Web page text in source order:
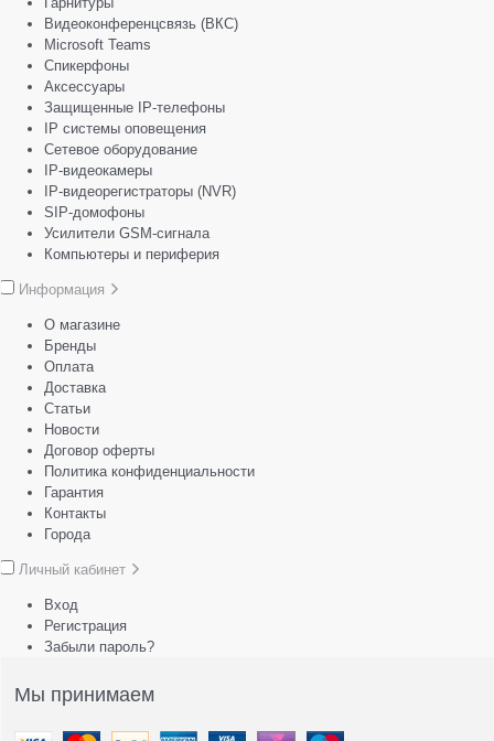
Видеоконференцсвязь (ВКС)
Microsoft Teams
Спикерфоны
Аксессуары
Защищенные IP-телефоны
IP системы оповещения
Сетевое оборудование
IP-видеокамеры
IP-видеорегистраторы (NVR)
SIP-домофоны
Усилители GSM-сигнала
Компьютеры и периферия
Информация
О магазине
Бренды
Оплата
Доставка
Статьи
Новости
Договор оферты
Политика конфиденциальности
Гарантия
Контакты
Города
Личный кабинет
Вход
Регистрация
Забыли пароль?
Мы принимаем